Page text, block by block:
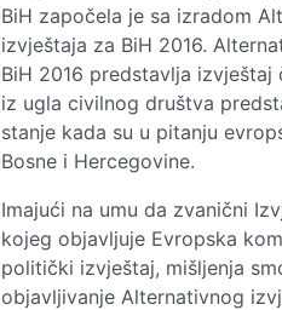
BiH započela je sa izradom
izvještaja za BiH 2016.
BiH 2016 predstavlja izvještaj
iz ugla civilnog društva
stanje kada su u pitanju
Bosne i Hercegovine.
Imajući na umu da zvanični
kojeg objavljuje Evropska
politički izvještaj, mišljenja
objavljivanje Alternativnog